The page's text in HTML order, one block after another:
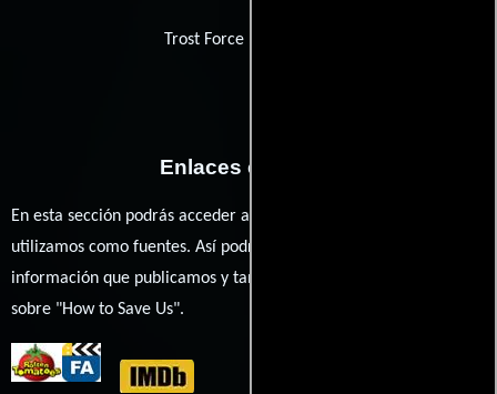
Trost Force Productions
Enlaces externos
En esta sección podrás acceder a los recursos externos que
utilizamos como fuentes. Así podrás chequear toda la
información que publicamos y también ampliar tu conocimiento
sobre "How to Save Us".